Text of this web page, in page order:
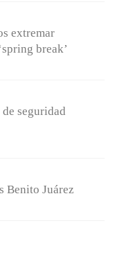
extremar
break’
seguridad
Benito Juárez